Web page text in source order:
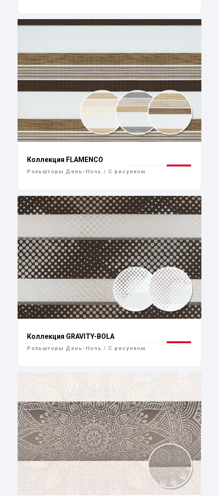
Коллекция FLAMENCO
Рольшторы День-Ночь / С рисунком
Коллекция GRAVITY-BOLA
Рольшторы День-Ночь / С рисунком